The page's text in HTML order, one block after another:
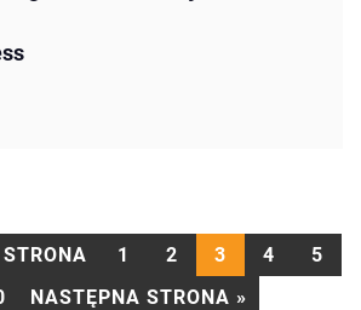
1 2 3 4
5
NASTĘPNA STRONA »